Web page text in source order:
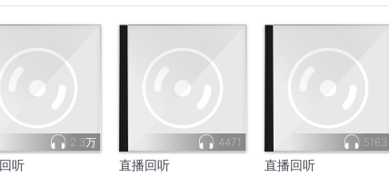
2.3万
听
4471
直播回听
5163
直播回听